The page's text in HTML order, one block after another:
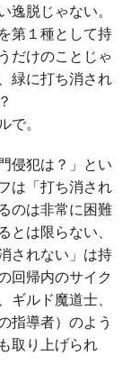
逸脱じゃない。
第１種として持
だけのことじゃ
緑に打ち消され
。
侵犯は？」とい
は「打ち消され
のは非常に困難
は限らない、
されない」は持
回帰内のサイク
ルド魔道士、
指導者）のよう
取り上げられ